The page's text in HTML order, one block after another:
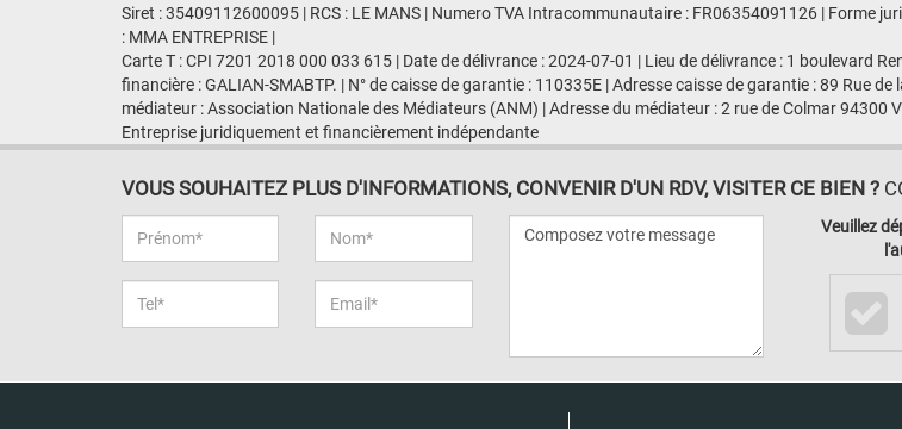
Siret : 35409112600095 | RCS : LE MANS | Numero TVA Intracommunautaire : FR06354091126 | Forme
: MMA ENTREPRISE |
Carte T : CPI 7201 2018 000 033 615 | Date de délivrance : 2024-07-01 | Lieu de délivrance : 1 boulevard
financière : GALIAN-SMABTP. | N° de caisse de garantie : 110335E | Adresse caisse de garantie : 89 Rue
médiateur : Association Nationale des Médiateurs (ANM) | Adresse du médiateur : 2 rue de Colmar 94300
Entreprise juridiquement et financièrement indépendante
VOUS SOUHAITEZ PLUS D'INFORMATIONS, CONVENIR D'UN RDV, VISITER CE BIEN ?
Veuillez